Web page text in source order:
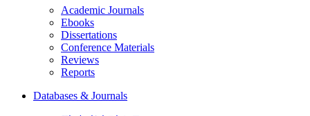
Academic Journals
Ebooks
Dissertations
Conference Materials
Reviews
Reports
Databases & Journals